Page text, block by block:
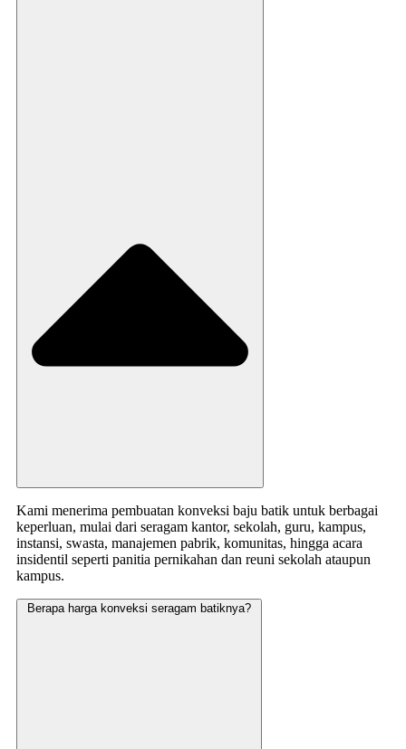
Kami menerima pembuatan konveksi baju batik untuk berbagai
keperluan, mulai dari seragam kantor, sekolah, guru, kampus,
instansi, swasta, manajemen pabrik, komunitas, hingga acara
insidentil seperti panitia pernikahan dan reuni sekolah ataupun
kampus.
Berapa harga konveksi seragam batiknya?